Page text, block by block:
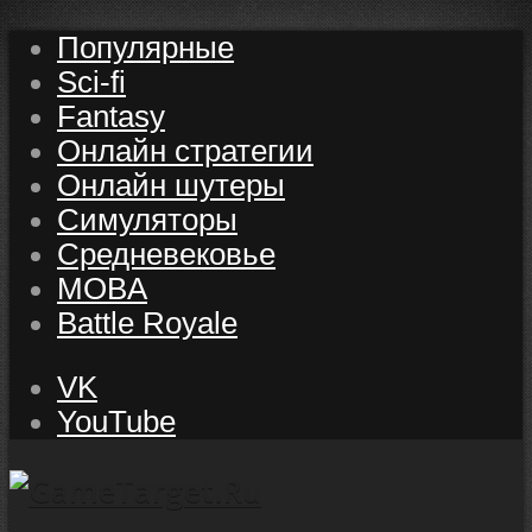
Популярные
Sci-fi
Fantasy
Онлайн стратегии
Онлайн шутеры
Симуляторы
Средневековье
MOBA
Battle Royale
VK
YouTube